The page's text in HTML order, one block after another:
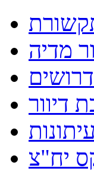
מדיה
דיוור
יח"צ